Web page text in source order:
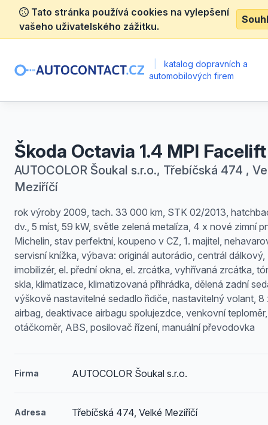
Tato stránka používá cookies na vylepšení
vašeho uživatelského zážitku.
katalog dopravních a
automobilových firem
Škoda Octavia 1.4 MPI Facelift
AUTOCOLOR Šoukal s.r.o., Třebíčská 474 ,
Meziříčí
rok výroby 2009, tach. 33 000 km, STK 02/2013,
dv., 5 míst, 59 kW, světle zelená metalíza, 4 x nové zimní
Michelin, stav perfektní, koupeno v CZ, 1. majitel,
servisní knížka, výbava: originál autorádio, centrál dálkový,
imobilizér, el. přední okna, el. zrcátka, vyhřívaná zrcátka,
skla, klimatizace, klimatizovaná přihrádka, dělená zadní
výškově nastavitelné sedadlo řidiče, nastavitelný volant, 8
airbag, deaktivace airbagu spolujezdce, venkovní teploměr,
otáčkoměr, ABS, posilovač řízení, manuální převodovka
Firma AUTOCOLOR Šoukal s.r.o.
Adresa Třebíčská 474, Velké Meziříčí